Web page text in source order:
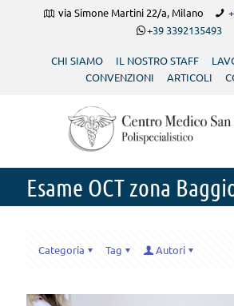
via Simone Martini 22/a, Milano
+39 3392135493
CHI SIAMO IL NOSTRO STAFF
CONVENZIONI
ARTICOLI
Esame OCT zona
Categoria Tag Autori